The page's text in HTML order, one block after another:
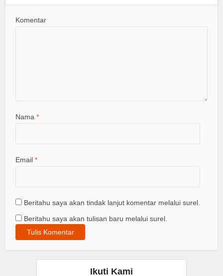
Komentar
Nama*
Email*
Beritahu saya akan tindak lanjut komentar melalui surel.
Beritahu saya akan tulisan baru melalui surel.
Ikuti Kami